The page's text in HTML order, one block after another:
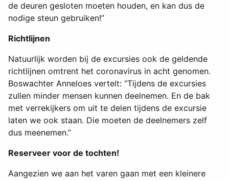
de deuren gesloten moeten houden, en kan dus de
nodige steun gebruiken!”
Richtlijnen
Natuurlijk worden bij de excursies ook de geldende
richtlijnen omtrent het coronavirus in acht genomen.
Boswachter Anneloes vertelt: “Tijdens de excursies
zullen minder mensen kunnen deelnemen. En de bak
met verrekijkers om uit te delen tijdens de excursie
laten we ook staan. Die moeten de deelnemers zelf
dus meenemen.”
Reserveer voor de tochten!
Aangezien we aan het varen gaan met een kleinere